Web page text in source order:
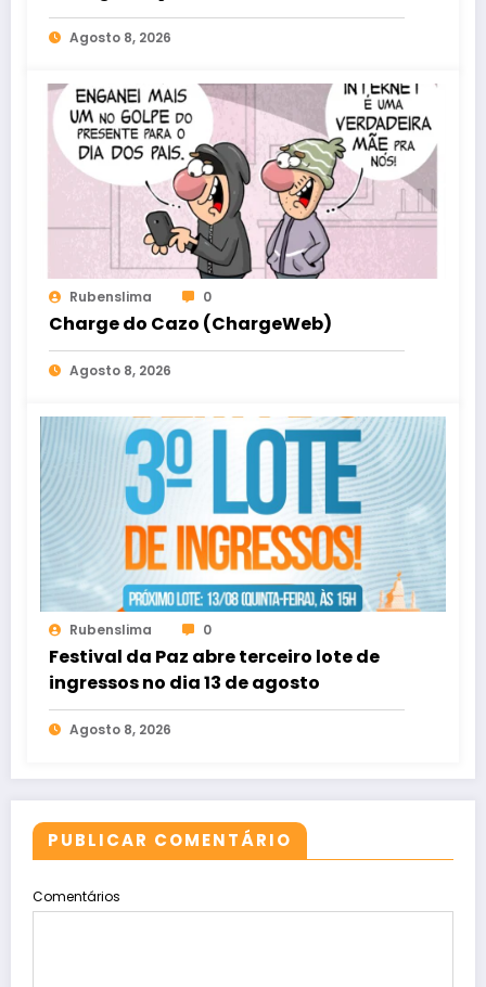
Agosto 8, 2026
Rubenslima 0
Charge do Cazo (ChargeWeb)
Agosto 8, 2026
Rubenslima 0
Festival da Paz abre terceiro lote de
ingressos no dia 13 de agosto
Agosto 8, 2026
PUBLICAR COMENTÁRIO
Comentários